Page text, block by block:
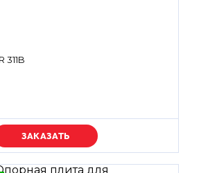
311B
Уточняйте цену